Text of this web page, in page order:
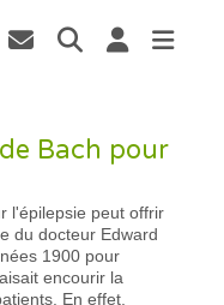
Bach pour
l'épilepsie peut offrir
du docteur Edward
1900 pour
encourir la
En effet,